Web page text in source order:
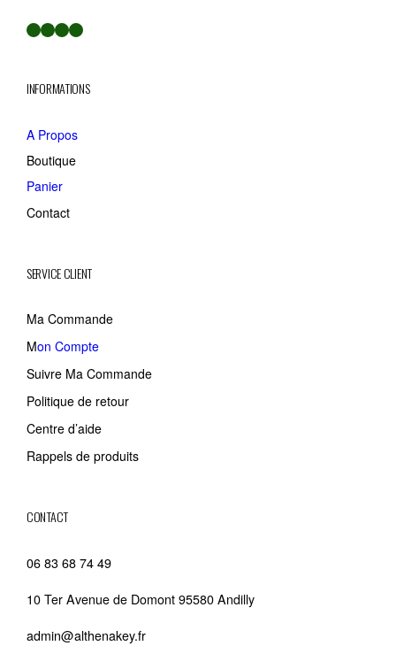
Facebook LinkedIn Twitter YouTube
INFORMATIONS
A Propos
Boutique
Panier
Contact
SERVICE CLIENT
Ma Commande
Mon Compte
Suivre Ma Commande
Politique de retour
Centre d’aide
Rappels de produits
CONTACT
06 83 68 74 49
10 Ter Avenue de Domont 95580 Andilly
admin@althenakey.fr